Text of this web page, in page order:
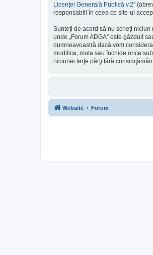
Licenţei Generală Publică v.2”
responsabill în ceea ce site-ul
Sunteţi de acord să nu scrieţi
unde „Forum ADGA” este găzduit
dumneavoastră dacă vom
modifica, muta sau închide orice
niciunei terţe părţi fără
Website Forum